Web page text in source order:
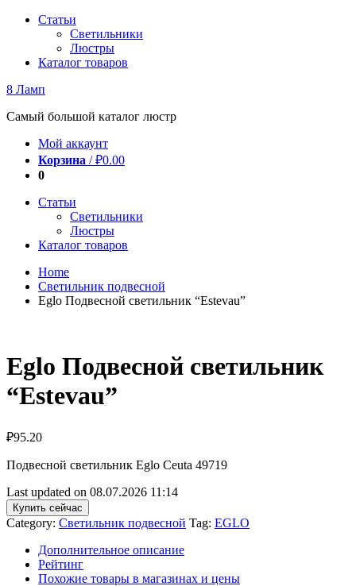
Перейти
содержимому
Статьи
Светильники
Люстры
Каталог товаров
8 Ламп
Самый большой каталог люстр
Мой аккаунт
Корзина /₽0.00
0
Статьи
Светильники
Люстры
Каталог товаров
Home
Светильник подвесной
Eglo Подвесной светильник “Estevau”
Eglo Подвесной светильник
“Estevau”
₽95.20
Подвесной светильник Eglo Ceuta 49719
Last updated on 08.07.2026 11:14
Купить сейчас
Category: Светильник подвесной Tag: EGLO
Дополнительное описание
Рейтинг
Похожие товары в магазинах и цены